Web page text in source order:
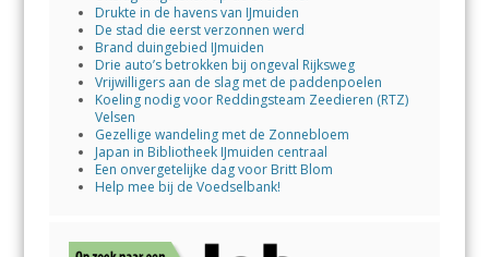
Drukte in de havens van IJmuiden
De stad die eerst verzonnen werd
Brand duingebied IJmuiden
Drie auto’s betrokken bij ongeval Rijksweg
Vrijwilligers aan de slag met de paddenpoelen
Koeling nodig voor Reddingsteam Zeedieren (RTZ)
Velsen
Gezellige wandeling met de Zonnebloem
Japan in Bibliotheek IJmuiden centraal
Een onvergetelijke dag voor Britt Blom
Help mee bij de Voedselbank!